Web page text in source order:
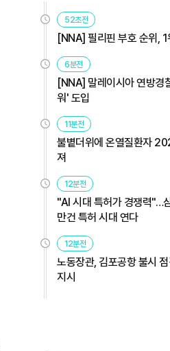
52초전
[NNA] 필리핀 부호 순위,
6분전
[NNA] 말레이시아 연방경
워' 도입
11분전
불볕더위에 온열질환자
져
12분전
"AI 시대 특허가 경쟁력"…
만건 특허 시대 연다
12분전
노동장관, 김포공항 불시
지시